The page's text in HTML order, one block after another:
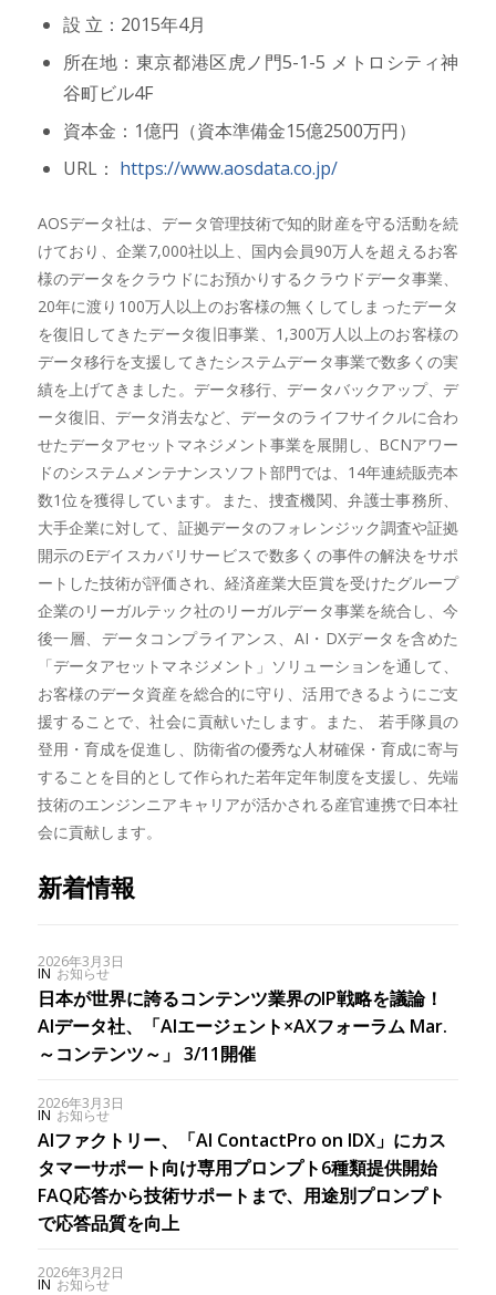
設 立：2015年4月
所在地：東京都港区虎ノ門5-1-5 メトロシティ神
谷町ビル4F
資本金：1億円（資本準備金15億2500万円）
URL： https://www.aosdata.co.jp/
AOSデータ社は、データ管理技術で知的財産を守る活動を続
けており、企業7,000社以上、国内会員90万人を超えるお客
様のデータをクラウドにお預かりするクラウドデータ事業、
20年に渡り100万人以上のお客様の無くしてしまったデータ
を復旧してきたデータ復旧事業、1,300万人以上のお客様の
データ移行を支援してきたシステムデータ事業で数多くの実
績を上げてきました。データ移行、データバックアップ、デ
ータ復旧、データ消去など、データのライフサイクルに合わ
せたデータアセットマネジメント事業を展開し、BCNアワー
ドのシステムメンテナンスソフト部門では、14年連続販売本
数1位を獲得しています。また、捜査機関、弁護士事務所、
大手企業に対して、証拠データのフォレンジック調査や証拠
開示のEデイスカバリサービスで数多くの事件の解決をサポ
ートした技術が評価され、経済産業大臣賞を受けたグループ
企業のリーガルテック社のリーガルデータ事業を統合し、今
後一層、データコンプライアンス、AI・DXデータを含めた
「データアセットマネジメント」ソリューションを通して、
お客様のデータ資産を総合的に守り、活用できるようにご支
援することで、社会に貢献いたします。また、 若手隊員の
登用・育成を促進し、防衛省の優秀な人材確保・育成に寄与
することを目的として作られた若年定年制度を支援し、先端
技術のエンジンニアキャリアが活かされる産官連携で日本社
会に貢献します。
新着情報
2026年3月3日
IN お知らせ
日本が世界に誇るコンテンツ業界のIP戦略を議論！
AIデータ社、「AIエージェント×AXフォーラム Mar.
～コンテンツ～」 3/11開催
2026年3月3日
IN お知らせ
AIファクトリー、「AI ContactPro on IDX」にカス
タマーサポート向け専用プロンプト6種類提供開始
FAQ応答から技術サポートまで、用途別プロンプト
で応答品質を向上
2026年3月2日
IN お知らせ